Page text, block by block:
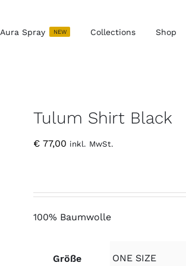
Aura Spray NEW Collections Shop
Tulum Shirt Black
€ 77,00 inkl. MwSt.
100% Baumwolle
Größe